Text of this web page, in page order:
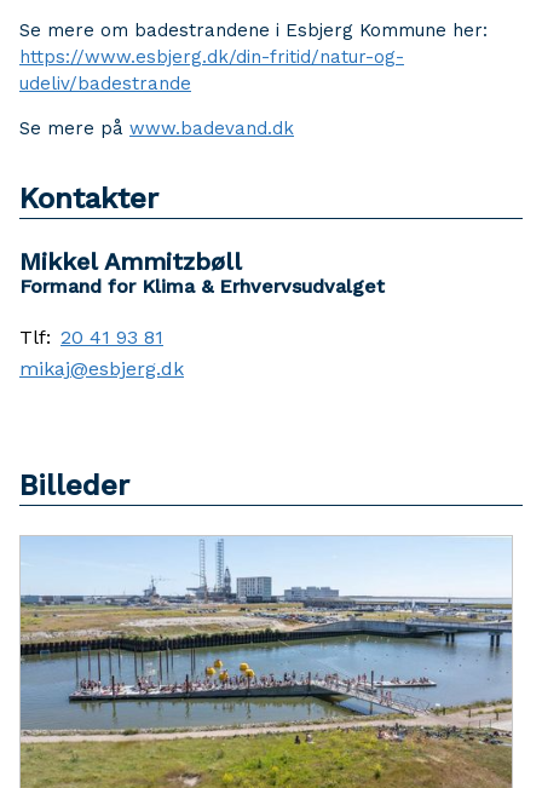
Se mere om badestrandene i Esbjerg Kommune her:
https://www.esbjerg.dk/din-fritid/natur-og-
udeliv/badestrande
Se mere på www.badevand.dk
Kontakter
Mikkel Ammitzbøll
Formand for Klima & Erhvervsudvalget
Tlf: 20 41 93 81
mikaj@esbjerg.dk
Billeder